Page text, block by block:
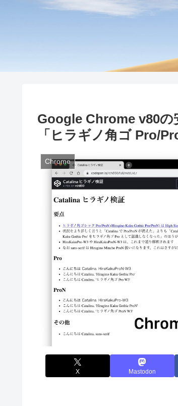
Google Chrome v80の
「ヒラギノ角ゴ Pro/
Chrome
X Mastodon